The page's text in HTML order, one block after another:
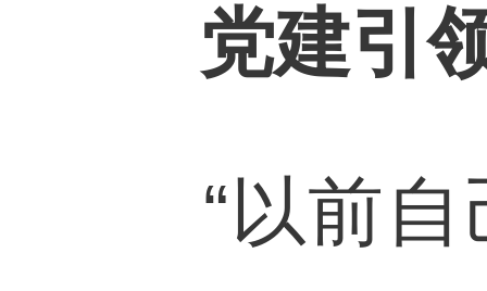
党建引
“以前自